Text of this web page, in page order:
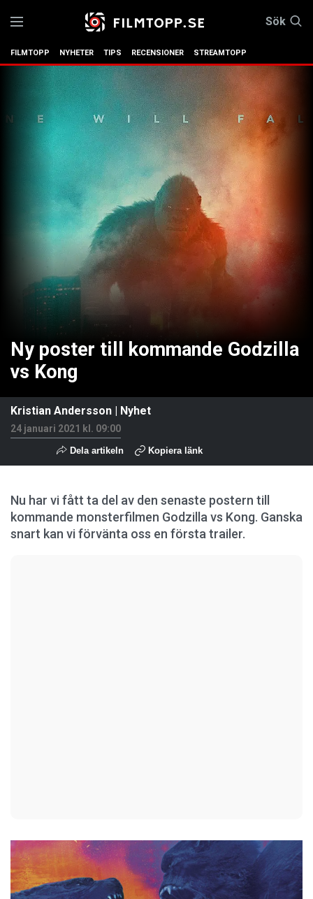
Sök
FILMTOPP NYHETER TIPS RECENSIONER STREAMTOPP
Ny poster till kommande Godzilla
vs Kong
Kristian Andersson | Nyhet
24 januari 2021 kl. 09:00
Dela artikeln Kopiera länk
Nu har vi fått ta del av den senaste postern till
kommande monsterfilmen Godzilla vs Kong. Ganska
snart kan vi förvänta oss en första trailer.